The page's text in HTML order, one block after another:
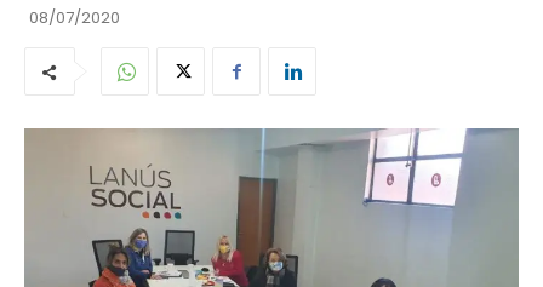
08/07/2020